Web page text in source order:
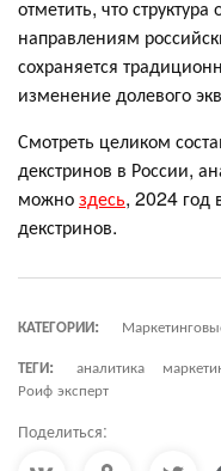
отметить, что структура
направлениям
сохраняется
изменение долевого
Смотреть целиком
декстринов в России,
можноздесь, 2024 год
декстринов.
КАТЕГОРИИ:
ТЕГИ:
аналитика
Роиф эксперт
Поделиться: